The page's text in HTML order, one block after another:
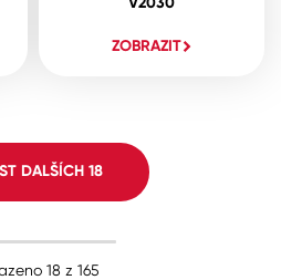
ZOBRAZIT
DALŠÍCH 18
18 z 165